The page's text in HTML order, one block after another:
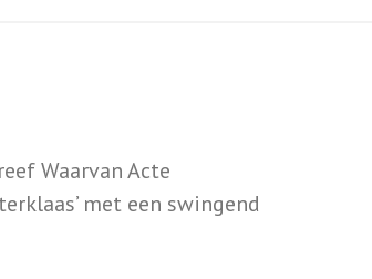
Waarvan Acte
met een swingend